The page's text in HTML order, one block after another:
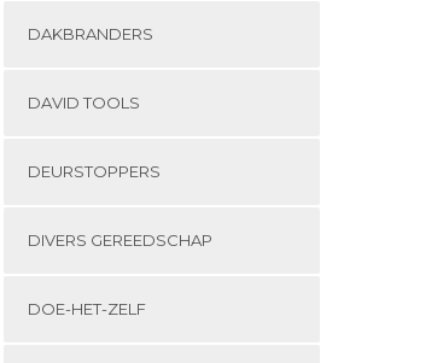
DAKBRANDERS
DAVID TOOLS
DEURSTOPPERS
DIVERS GEREEDSCHAP
DOE-HET-ZELF